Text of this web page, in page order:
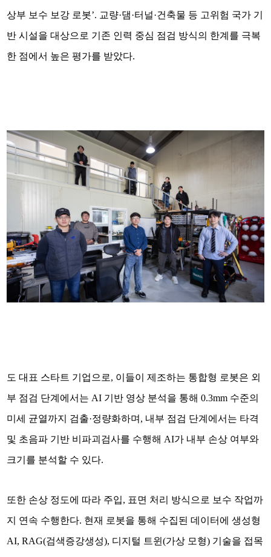
상부 보수 보강 로봇’. 교량·댐·터널·건축물 등 고위험 국가 기
반 시설을 대상으로 기존 인력 중심 점검 방식의 한계를 극복
한 점에서 높은 평가를 받았다.
도 대표 스타트 기업으로, 이들이 제조하는 통합형 로봇은 외
부 점검 단계에서는 AI 기반 영상 분석을 통해 0.3mm 수준의
미세 균열까지 검출·정량화하며, 내부 점검 단계에서는 타격
및 초음파 기반 비파괴검사를 수행해 AI가 내부 손상 여부와
크기를 분석할 수 있다.
또한 손상 정도에 따라 주입, 표면 처리 방식으로 보수 작업까
지 연속 수행한다. 현재 로봇을 통해 수집된 데이터에 생성형
AI, RAG(검색증강생성), 디지털 트윈(가상 모형) 기술을 접목